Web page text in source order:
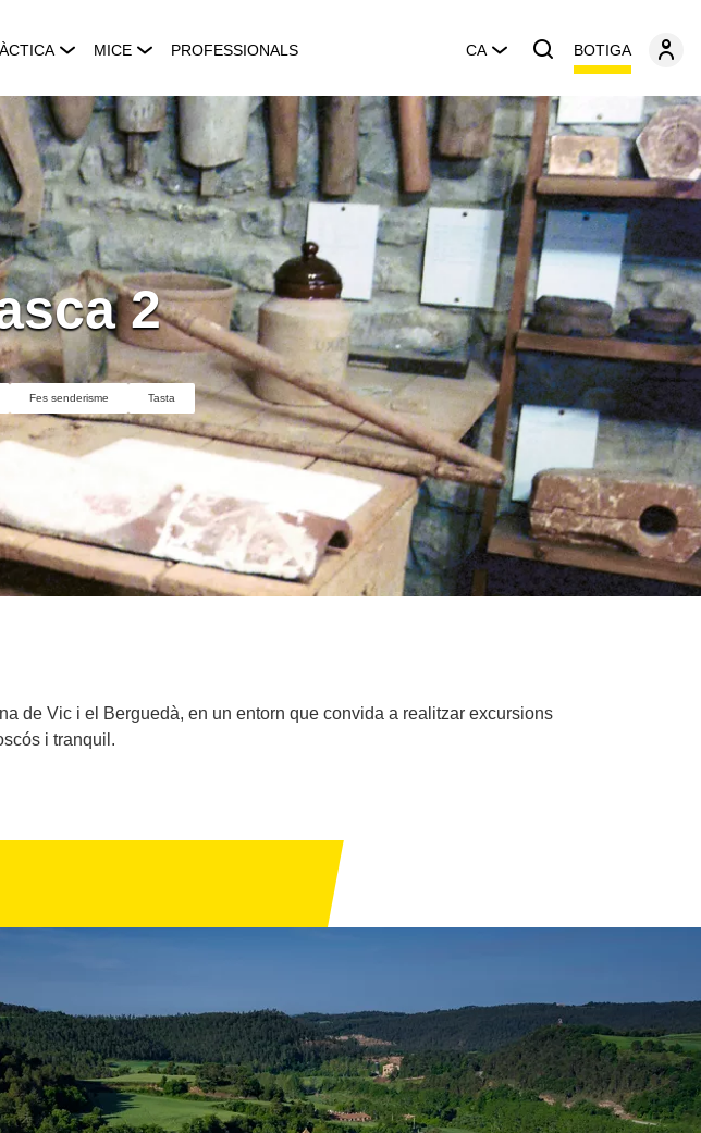
MICE PROFESSIONALS CA BOTIGA
2
Fes senderisme Tasta
de Vic i el Berguedà, en un entorn que convida a realitzar excursions
i tranquil.